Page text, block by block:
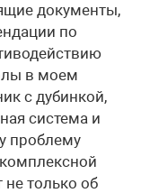
документы,
по
в моем
с дубинкой,
система и
проблему
не только об